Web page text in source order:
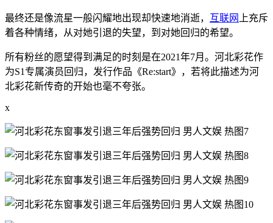
最终还是像流星一般闪耀地出现却快速地消逝， 互联网
上充斥
着各种情绪，从对她引退的失望，到对她回归的希望。
所有粉丝的愿望得到满足的时刻是在2021年7月。河北彩花作
为S1专属演员回归，发行作品《Re:start》，若将此描述为河
北彩花新传奇的开始也毫不夸张。
x